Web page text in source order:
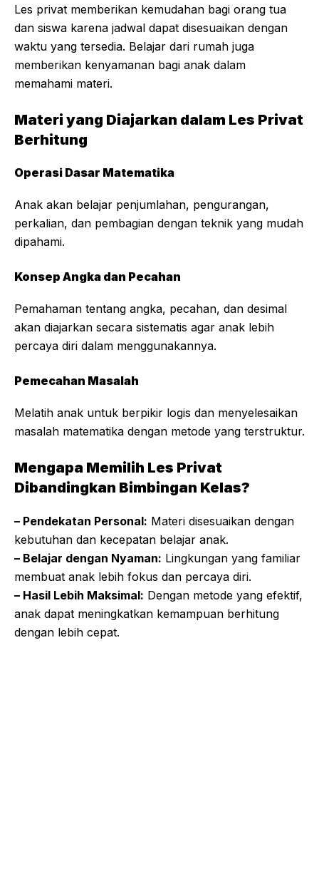
Les privat memberikan kemudahan bagi orang tua
dan siswa karena jadwal dapat disesuaikan dengan
waktu yang tersedia. Belajar dari rumah juga
memberikan kenyamanan bagi anak dalam
memahami materi.
Materi yang Diajarkan dalam Les Privat
Berhitung
Operasi Dasar Matematika
Anak akan belajar penjumlahan, pengurangan,
perkalian, dan pembagian dengan teknik yang mudah
dipahami.
Konsep Angka dan Pecahan
Pemahaman tentang angka, pecahan, dan desimal
akan diajarkan secara sistematis agar anak lebih
percaya diri dalam menggunakannya.
Pemecahan Masalah
Melatih anak untuk berpikir logis dan menyelesaikan
masalah matematika dengan metode yang terstruktur.
Mengapa Memilih Les Privat
Dibandingkan Bimbingan Kelas?
– Pendekatan Personal: Materi disesuaikan dengan
kebutuhan dan kecepatan belajar anak.
– Belajar dengan Nyaman: Lingkungan yang familiar
membuat anak lebih fokus dan percaya diri.
– Hasil Lebih Maksimal: Dengan metode yang efektif,
anak dapat meningkatkan kemampuan berhitung
dengan lebih cepat.